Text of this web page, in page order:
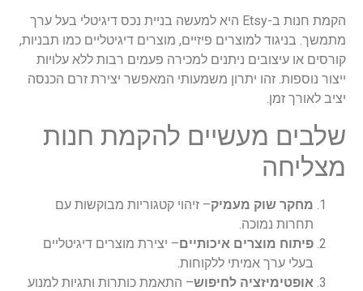
הקמת חנות ב-Etsy היא למעשה בניית נכס דיגיטלי בעל ערך
מתמשך. בניגוד למוצרים פיזיים, מוצרים דיגיטליים כמו תבניות,
קורסים או עיצובים ניתנים למכירה פעמים רבות ללא עלויות
ייצור נוספות. זהו יתרון משמעותי המאפשר יצירת זרם הכנסה
יציב לאורך זמן.
שלבים מעשיים להקמת חנות
מצליחה
מחקר שוק מעמיק– זיהוי קטגוריות מבוקשות עם
תחרות נמוכה.
פיתוח מוצרים איכותיים– יצירת מוצרים דיגיטליים
בעלי ערך אמיתי ללקוחות.
אופטימיזציה לחיפוש– התאמת כותרות ותגיות למנוע